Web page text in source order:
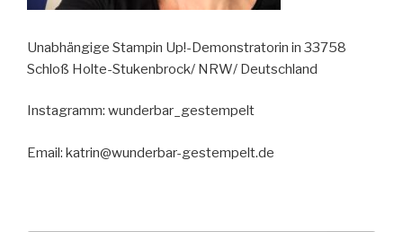
Unabhängige Stampin Up!-Demonstratorin in 33758
Schloß Holte-Stukenbrock/ NRW/ Deutschland
Instagramm: wunderbar_gestempelt
Email: katrin@wunderbar-gestempelt.de